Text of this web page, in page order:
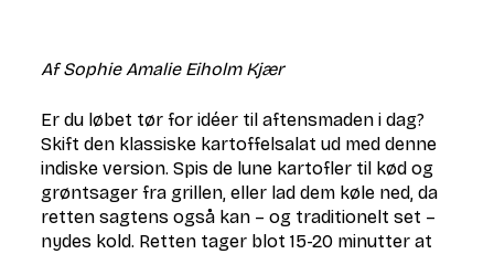
Af Sophie Amalie Eiholm Kjær
Er du løbet tør for idéer til aftensmaden i dag?
Skift den klassiske kartoffelsalat ud med denne
indiske version. Spis de lune kartofler til kød og
grøntsager fra grillen, eller lad dem køle ned, da
retten sagtens også kan – og traditionelt set –
nydes kold. Retten tager blot 15-20 minutter at